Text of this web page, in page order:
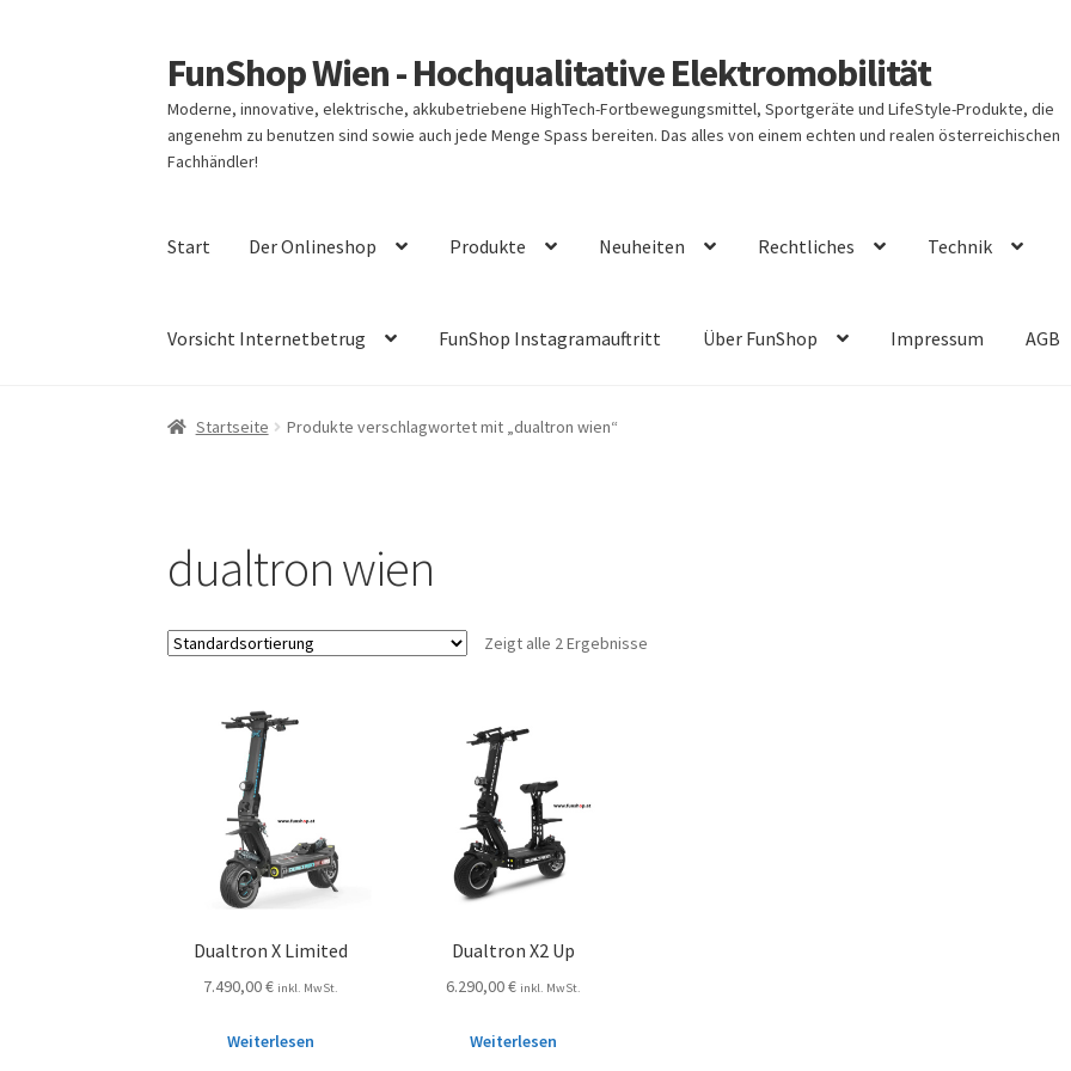
Zur
Navigation
springen
Zum
Inhalt
springen
FunShop Wien - Hochqualitative Elektromobilität
Moderne, innovative, elektrische, akkubetriebene HighTech-Fortbewegungsmittel, Sportgeräte und LifeStyle-Produkte, die
angenehm zu benutzen sind sowie auch jede Menge Spass bereiten. Das alles von einem echten und realen österreichischen
Fachhändler!
Start Der Onlineshop Produkte Neuheiten Rechtliches Technik
Vorsicht Internetbetrug FunShop Instagramauftritt Über FunShop Impressum AGB
Startseite Produkte verschlagwortet mit „dualtron wien“
dualtron wien
Zeigt alle 2 Ergebnisse
Dualtron X Limited
7.490,00€ inkl. MwSt.
Weiterlesen
Dualtron X2 Up
6.290,00€ inkl. MwSt.
Weiterlesen